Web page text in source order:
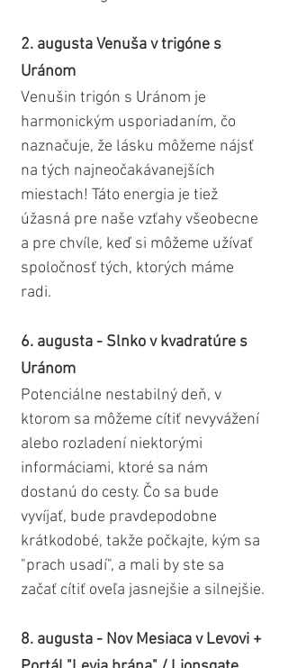
2. augusta Venuša v trigóne s
Uránom
Venušin trigón s Uránom je
harmonickým usporiadaním, čo
naznačuje, že lásku môžeme nájsť
na tých najneočakávanejších
miestach! Táto energia je tiež
úžasná pre naše vzťahy všeobecne
a pre chvíle, keď si môžeme užívať
spoločnosť tých, ktorých máme
radi.
6. augusta - Slnko v kvadratúre s
Uránom
Potenciálne nestabilný deň, v
ktorom sa môžeme cítiť nevyvážení
alebo rozladení niektorými
informáciami, ktoré sa nám
dostanú do cesty. Čo sa bude
vyvíjať, bude pravdepodobne
krátkodobé, takže počkajte, kým sa
"prach usadí", a mali by ste sa
začať cítiť oveľa jasnejšie a silnejšie.
8. augusta - Nov Mesiaca v Levovi +